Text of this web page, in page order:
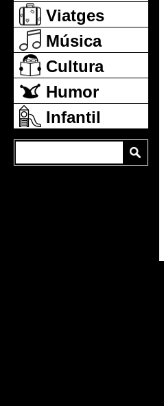
Viatges
Música
Cultura
Humor
Infantil